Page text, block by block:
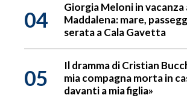
04
Giorgia Meloni in vacanza
Maddalena: mare,
serata a Cala Gavetta
05
Il dramma di Cristian
mia compagna morta in
davanti a mia figlia»